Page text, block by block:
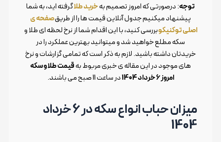
توجه: درصورتی که امروز تصمیم بهخرید طلاگرفته اید، به شما
پیشنهاد میکنیم جدول آنلاین قیمت ها را از طریقصفحه ی
اصلی توکنیکوبررسی کنید، با این اقدام شما از نرخ لحظه ای طلا و
سکه مطلع خواهید شد و میتوانید بهترین عملکرد را در
خریدتان داشته باشید. لازم به ذکر است که تمامی گزارشات و نرخ
های موجود در این مقاله ی خبری مربوط بهقیمت طلا و سکه
امروز 6 خرداد 1404
در ساعت 11 صبح می باشند.
میزان حباب انواع سکه در 6 خرداد
1404